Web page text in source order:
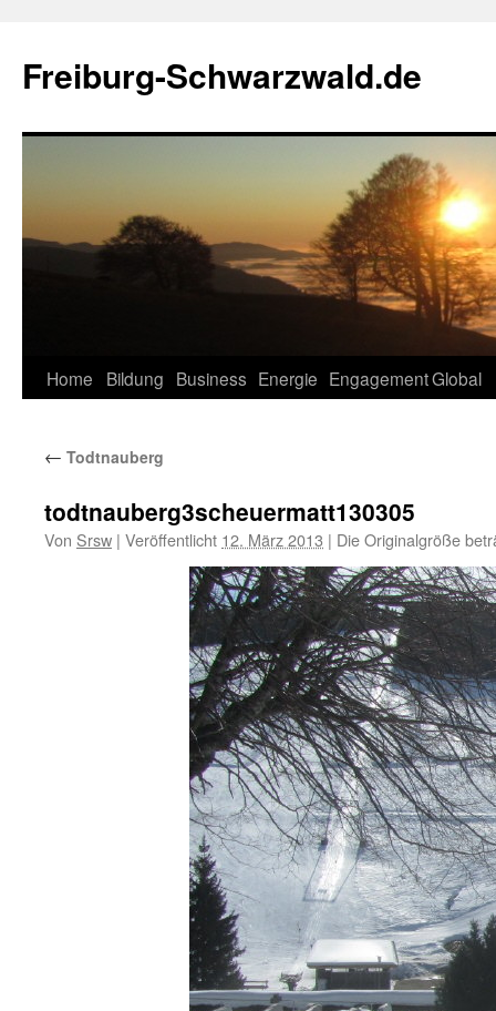
springen
Freiburg-Schwarzwald.de
Home Bildung Business Energie EngagementGlobal
← Todtnauberg
todtnauberg3scheuermatt130305
Von Srsw | Veröffentlicht 12. März 2013 | Die Originalgröße